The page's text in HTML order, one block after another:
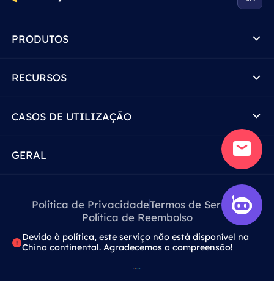
PRODUTOS
RECURSOS
CASOS DE UTILIZAÇÃO
GERAL
Política de PrivacidadeTermos de Serviço
Política de Reembolso
Devido à política, este serviço não está disponível na
China continental. Agradecemos a compreensão!